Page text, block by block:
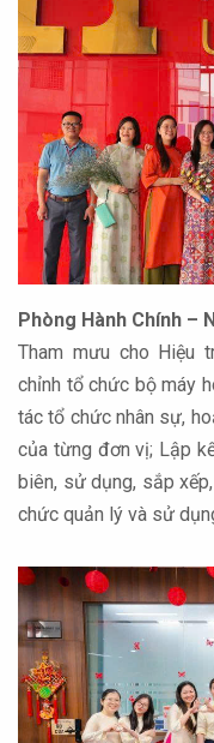
Phòng Hành Chính –
Tham mưu cho Hiệu
chỉnh tổ chức bộ máy
tác tổ chức nhân sự,
của từng đơn vị; Lập
biên, sử dụng, sắp
chức quản lý và sử